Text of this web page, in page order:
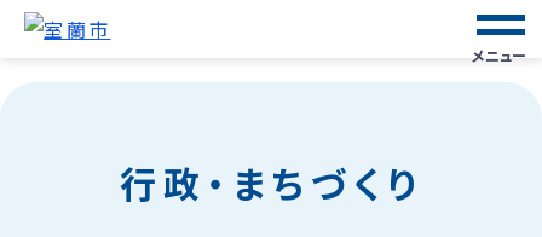
メニュー
行政・まちづくり